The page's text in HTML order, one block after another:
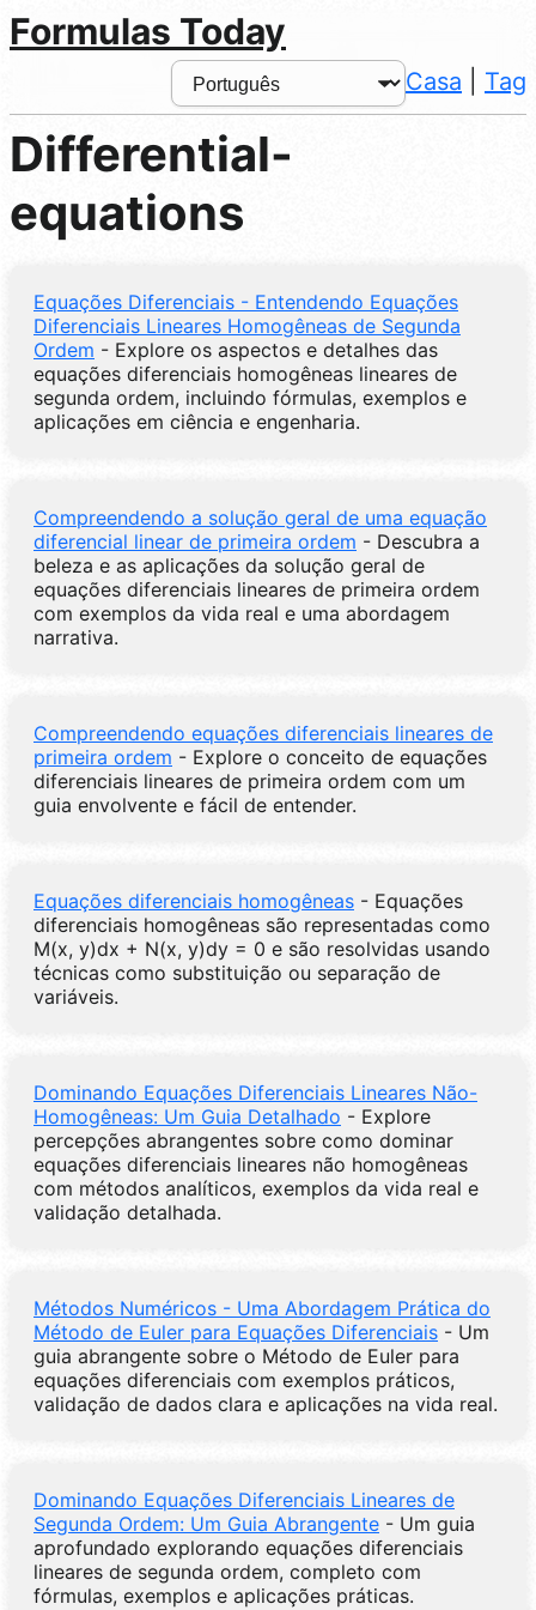
Formulas Today
Casa Tag
Differential-
equations
Equações Diferenciais - Entendendo Equações
Diferenciais Lineares Homogêneas de Segunda
Ordem - Explore os aspectos e detalhes das
equações diferenciais homogêneas lineares de
segunda ordem, incluindo fórmulas, exemplos e
aplicações em ciência e engenharia.
Compreendendo a solução geral de uma equação
diferencial linear de primeira ordem - Descubra a
beleza e as aplicações da solução geral de
equações diferenciais lineares de primeira ordem
com exemplos da vida real e uma abordagem
narrativa.
Compreendendo equações diferenciais lineares de
primeira ordem - Explore o conceito de equações
diferenciais lineares de primeira ordem com um
guia envolvente e fácil de entender.
Equações diferenciais homogêneas - Equações
diferenciais homogêneas são representadas como
M(x, y)dx + N(x, y)dy = 0 e são resolvidas usando
técnicas como substituição ou separação de
variáveis.
Dominando Equações Diferenciais Lineares Não-
Homogêneas: Um Guia Detalhado - Explore
percepções abrangentes sobre como dominar
equações diferenciais lineares não homogêneas
com métodos analíticos, exemplos da vida real e
validação detalhada.
Métodos Numéricos - Uma Abordagem Prática do
Método de Euler para Equações Diferenciais - Um
guia abrangente sobre o Método de Euler para
equações diferenciais com exemplos práticos,
validação de dados clara e aplicações na vida real.
Dominando Equações Diferenciais Lineares de
Segunda Ordem: Um Guia Abrangente - Um guia
aprofundado explorando equações diferenciais
lineares de segunda ordem, completo com
fórmulas, exemplos e aplicações práticas.